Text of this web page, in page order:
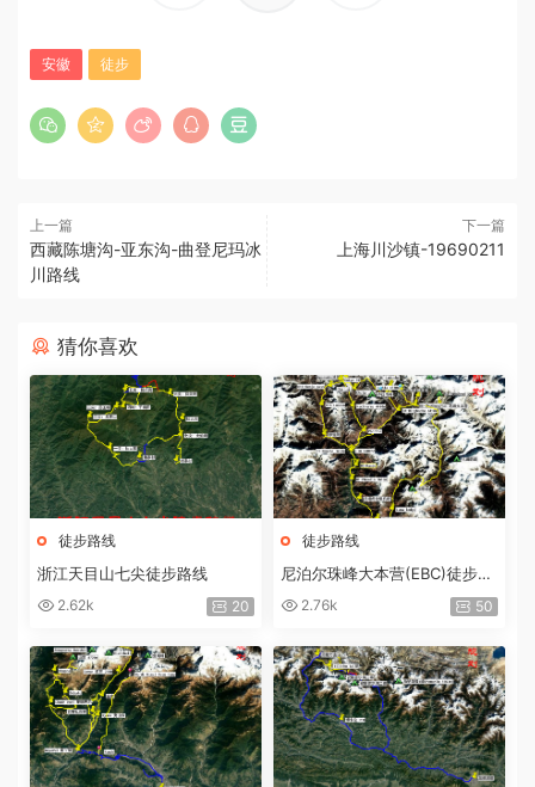
安徽 徒步
上一篇
西藏陈塘沟-亚东沟-曲登尼玛冰
川路线
下一篇
上海川沙镇-19690211
猜你喜欢
徒步路线
浙江天目山七尖徒步路线
2.62k 20
徒步路线
尼泊尔珠峰大本营(EBC)徒步路
线 2.76k 50